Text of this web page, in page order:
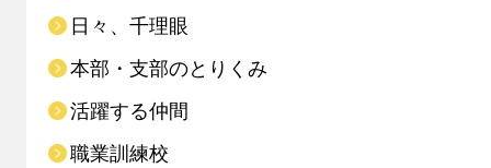
日々、千理眼
本部・支部のとりくみ
活躍する仲間
職業訓練校